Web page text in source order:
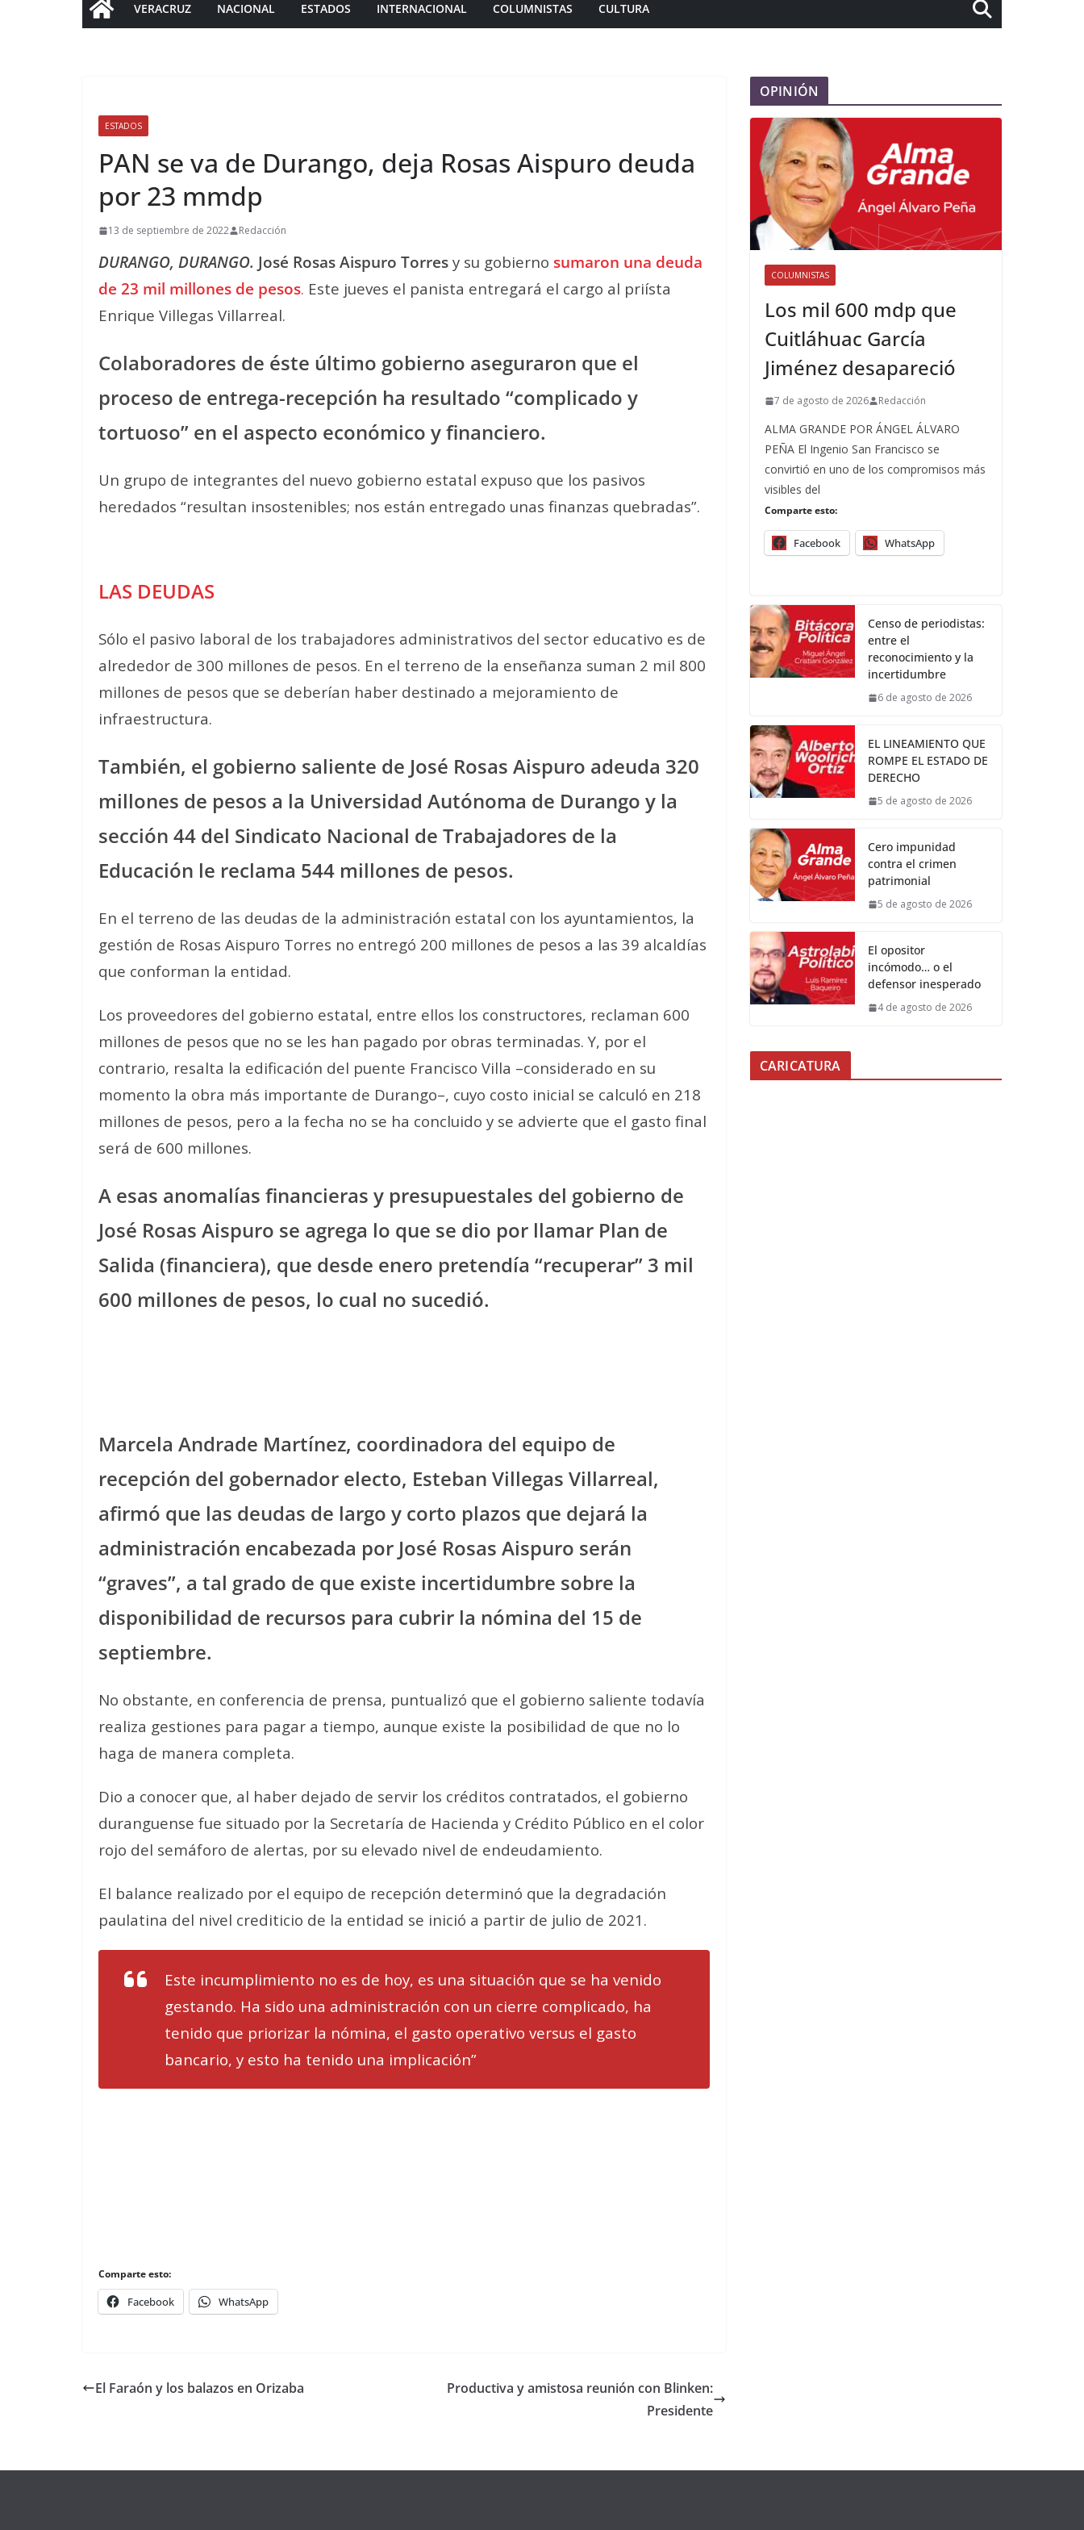
VERACRUZ NACIONAL ESTADOS INTERNACIONAL COLUMNISTAS CULTURA
ESTADOS
PAN se va de Durango, deja Rosas Aispuro deuda
por 23 mmdp
13 de septiembre de 2022 Redacción
DURANGO, DURANGO. José Rosas Aispuro Torres y su gobierno sumaron una deuda
de 23 mil millones de pesos. Este jueves el panista entregará el cargo al priísta
Enrique Villegas Villarreal.
Colaboradores de éste último gobierno aseguraron que el
proceso de entrega-recepción ha resultado “complicado y
tortuoso” en el aspecto económico y financiero.
Un grupo de integrantes del nuevo gobierno estatal expuso que los pasivos
heredados “resultan insostenibles; nos están entregado unas finanzas quebradas”.
LAS DEUDAS
Sólo el pasivo laboral de los trabajadores administrativos del sector educativo es de
alrededor de 300 millones de pesos. En el terreno de la enseñanza suman 2 mil 800
millones de pesos que se deberían haber destinado a mejoramiento de
infraestructura.
También, el gobierno saliente de José Rosas Aispuro adeuda 320
millones de pesos a la Universidad Autónoma de Durango y la
sección 44 del Sindicato Nacional de Trabajadores de la
Educación le reclama 544 millones de pesos.
En el terreno de las deudas de la administración estatal con los ayuntamientos, la
gestión de Rosas Aispuro Torres no entregó 200 millones de pesos a las 39 alcaldías
que conforman la entidad.
Los proveedores del gobierno estatal, entre ellos los constructores, reclaman 600
millones de pesos que no se les han pagado por obras terminadas. Y, por el
contrario, resalta la edificación del puente Francisco Villa –considerado en su
momento la obra más importante de Durango–, cuyo costo inicial se calculó en 218
millones de pesos, pero a la fecha no se ha concluido y se advierte que el gasto final
será de 600 millones.
A esas anomalías financieras y presupuestales del gobierno de
José Rosas Aispuro se agrega lo que se dio por llamar Plan de
Salida (financiera), que desde enero pretendía “recuperar” 3 mil
600 millones de pesos, lo cual no sucedió.
Marcela Andrade Martínez, coordinadora del equipo de
recepción del gobernador electo, Esteban Villegas Villarreal,
afirmó que las deudas de largo y corto plazos que dejará la
administración encabezada por José Rosas Aispuro serán
“graves”, a tal grado de que existe incertidumbre sobre la
disponibilidad de recursos para cubrir la nómina del 15 de
septiembre.
No obstante, en conferencia de prensa, puntualizó que el gobierno saliente todavía
realiza gestiones para pagar a tiempo, aunque existe la posibilidad de que no lo
haga de manera completa.
Dio a conocer que, al haber dejado de servir los créditos contratados, el gobierno
duranguense fue situado por la Secretaría de Hacienda y Crédito Público en el color
rojo del semáforo de alertas, por su elevado nivel de endeudamiento.
El balance realizado por el equipo de recepción determinó que la degradación
paulatina del nivel crediticio de la entidad se inició a partir de julio de 2021.
Este incumplimiento no es de hoy, es una situación que se ha venido
gestando. Ha sido una administración con un cierre complicado, ha
tenido que priorizar la nómina, el gasto operativo versus el gasto
bancario, y esto ha tenido una implicación”
Comparte esto:
Facebook WhatsApp
El Faraón y los balazos en Orizaba
Productiva y amistosa reunión con Blinken:
Presidente
OPINIÓN
COLUMNISTAS
Los mil 600 mdp que
Cuitláhuac García
Jiménez desapareció
7 de agosto de 2026 Redacción
ALMA GRANDE POR ÁNGEL ÁLVARO
PEÑA El Ingenio San Francisco se
convirtió en uno de los compromisos más
visibles del
Comparte esto:
Facebook WhatsApp
Censo de periodistas:
entre el
reconocimiento y la
incertidumbre
6 de agosto de 2026
EL LINEAMIENTO QUE
ROMPE EL ESTADO DE
DERECHO
5 de agosto de 2026
Cero impunidad
contra el crimen
patrimonial
5 de agosto de 2026
El opositor
incómodo… o el
defensor inesperado
4 de agosto de 2026
CARICATURA